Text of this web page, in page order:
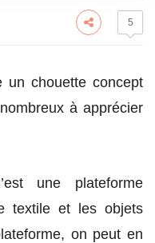
5
un chouette concept
à apprécier
une plateforme
textile et les objets
on peut en